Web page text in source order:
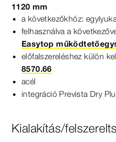
1120 mm
a következőkhöz:
felhasználva a
Easytop
előfalszereléshez külön
8570.66
acél
integráció Prevista Dry
Kialakítás/